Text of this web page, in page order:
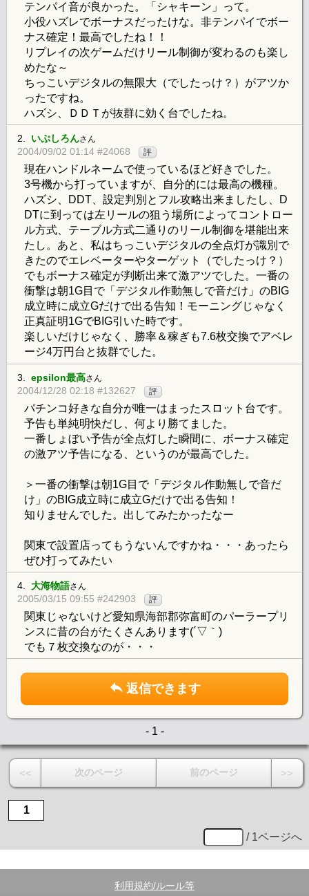
テンパイ音が良かった。「シャキーン」って。
小役ハズレでボーナスだったけな。非テンパイでボー
ナス確定！最高でしたね！！
リプレイの次ゲームだけリール制御が変わるのも楽し
めたな～
ちっこいデジタルの無限大（でしたっけ？）がアツか
ったですね。
ハズシ、ＤＤＴが抜群に効く台でしたね。
2. いぷしろんさん
2004/09/02 01:14 #24068 評
現在ハンドルネームで使っているほど好きでした。
3号機から打っていますが、自分的には最高の機種。
ハズシ、DDT、設定判別とフル攻略出来ましたし、D
DTに到っては左リールの狙う場所によってコントロー
ル方式、テーブル方式二通りのリール制御を堪能出来
たし。あと、私はちっこいデジタルの全点灯が識別で
きたのでエレベーターやターゲット（でしたっけ？）
でもボーナス確定が判断出来て激アツでした。一番の
衝撃は朝1G目で「デジタル作動無しで音だけ」のBIG
成立時に成立Gだけで出る告知！モーニングじゃなく
正真証明1GでBIG引いた時です。
楽しいだけじゃなく、勝率＆稼ぎも7.6枚交換でアベレ
ージ4万円台と抜群でした。
3. epsilon最高さん
2004/12/28 02:18 #132627 評
パチンコ好きな自分が唯一はまったスロット台です。
予告も単純明快だし、何より勝てました。
一番しょぼい予告が全点灯した瞬間に、ボーナス確定
の激アツ予告になる、というのが最高でした。
＞一番の衝撃は朝1G目で「デジタル作動無しで音だ
け」のBIG成立時に成立Gだけで出る告知！
知りませんでした。出してみたかったなー
関東で設置店ってもうないんですかね・・・あったら
ぜひ打ってみたい
4. 大海物語さん
2005/03/15 09:55 #242903 評
関東じゃないけど愛知県海部郡弥富町のパーラープリ
ンスに昔の台がたくさんあります(´▽｀)
でも７枚交換なのが・・・
返信できます
- 1 -
<< 次のページ 前のページ >>
1
/ 1ページへ
利用規約/ルール等